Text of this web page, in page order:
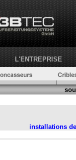
L'ENTREPRISE
installations